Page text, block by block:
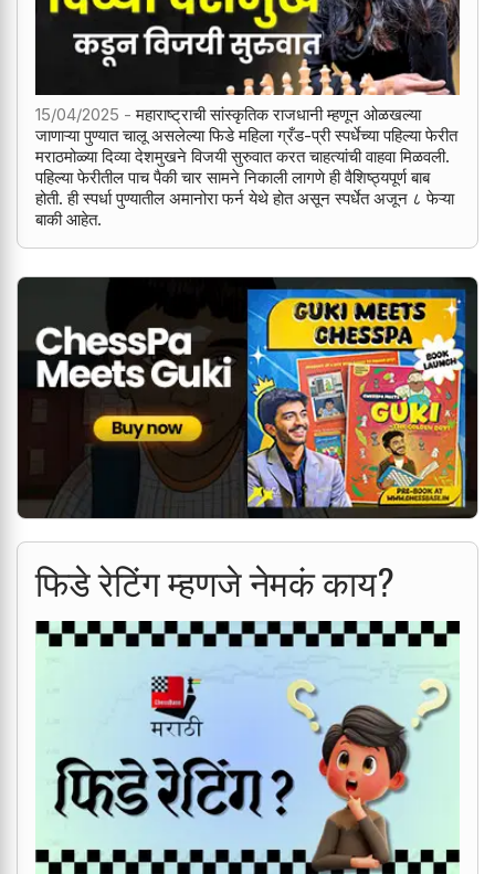
15/04/2025 - महाराष्ट्राची सांस्कृतिक राजधानी म्हणून ओळखल्या
जाणाऱ्या पुण्यात चालू असलेल्या फिडे महिला ग्रँड-प्री स्पर्धेच्या पहिल्या फेरीत
मराठमोळ्या दिव्या देशमुखने विजयी सुरुवात करत चाहत्यांची वाहवा मिळवली.
पहिल्या फेरीतील पाच पैकी चार सामने निकाली लागणे ही वैशिष्ठ्यपूर्ण बाब
होती. ही स्पर्धा पुण्यातील अमानोरा फर्न येथे होत असून स्पर्धेत अजून ८ फेऱ्या
बाकी आहेत.
फिडे रेटिंग म्हणजे नेमकं काय?